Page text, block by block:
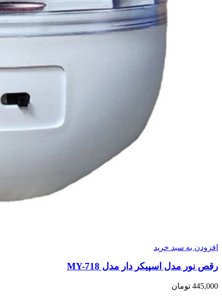
افزودن به سبد خرید
رقص نور مدل اسپیکر دار مدل MY-718
445,000 تومان